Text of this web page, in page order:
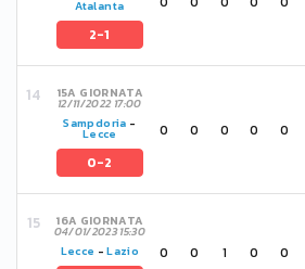
Atalanta
2-1
15A GIORNATA
12/11/2022 17:00
Sampdoria -
Lecce
0-2
0 0 0 0 0
16A GIORNATA
04/01/2023 15:30
Lecce -Lazio 0 0 1 0 0